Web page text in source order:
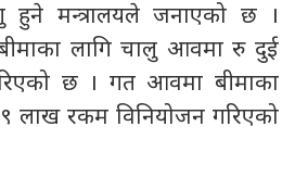
हुने मन्त्रालयले जनाएको छ ।
लागि चालु आवमा रु दुई
छ । गत आवमा बीमाका
लाख रकम विनियोजन गरिएको